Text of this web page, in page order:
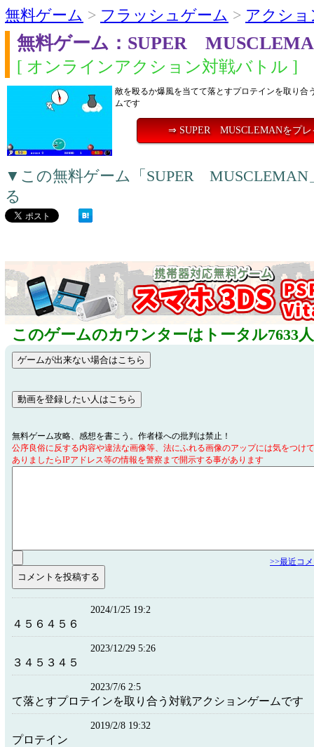
無料ゲーム > フラッシュゲーム > アクショ
無料ゲーム：SUPER
[ オンラインアクション対戦バトル ]
敵を殴るか爆風を当てて落とすプロテインを取り合
ムです
⇒ SUPER MUSCLEMANをプレ
▼この無料ゲーム「SUPER
る
このゲームのカウンターはトータル7633
無料ゲーム攻略、感想を書こう。作者様への批判は禁止！
公序良俗に反する内容や違法な画像等、法にふれる画像のアップには気をつけ
ありましたらIPアドレス等の情報を警察まで開示する事があります
>>最近コ
2024/1/25 19:2
４５６４５６
2023/12/29 5:26
３４５３４５
2023/7/6 2:5
て落とすプロテインを取り合う対戦アクションゲームです
2019/2/8 19:32
プロテイン